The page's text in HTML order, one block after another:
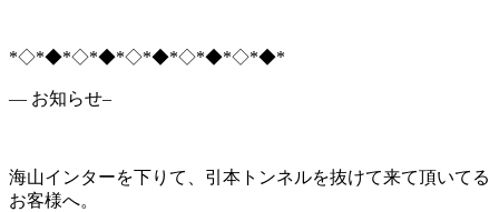
*◇*◆*◇*◆*◇*◆*◇*◆*◇*◆*
— お知らせ–
海山インターを下りて、引本トンネルを抜けて来て頂いてる
お客様へ。